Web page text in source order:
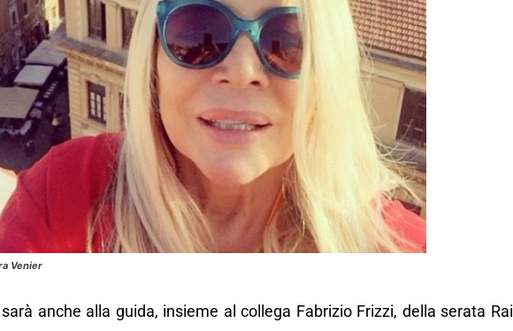
Venier
anche alla guida, insieme al collega Fabrizio Frizzi, della serata Rai